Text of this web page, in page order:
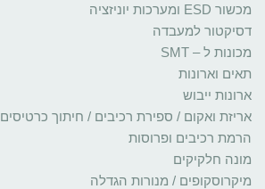
מכשור ESD ומערכות יוניזציה
דסיקטור למעבדה
מכונות ל – SMT
תאים וארונות
ארונות ייבוש
אריזת ואקום / ספירת רכיבים / חיתוך כרטיסים
הרמת רכיבים ופרוסות
מונה חלקיקים
מיקרוסקופים / מנורות הגדלה